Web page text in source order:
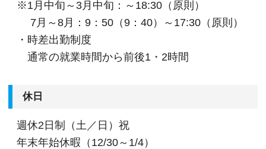
談可能です。
※応募には会計求人プラスにご登録が必要です。
※1月中旬～3月中旬：～18:30（原則）
7月～8月：9：50（9：40）～17:30（原則）
・時差出勤制度
通常の就業時間から前後1・2時間
休日
週休2日制（土／日）祝
年末年始休暇（12/30～1/4）